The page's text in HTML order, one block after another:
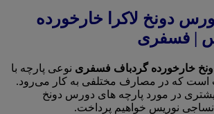
دونخ لاکرا خارخورده
| فسفری
خارخورده گردباف فسفری نوعی پارچه با
که در مصارف مختلفی به کار می‌رود.
در مورد پارچه های دورس دونخ
نساجی نوریس خواهیم پرداخت.